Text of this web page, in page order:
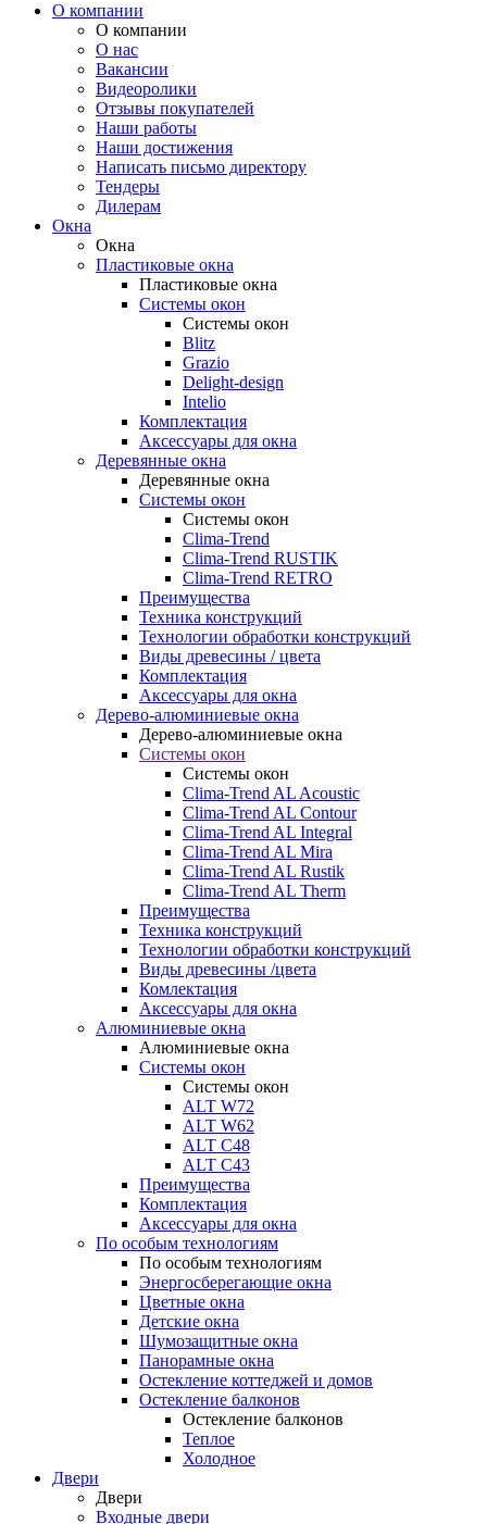
О компании
О компании
О нас
Вакансии
Видеоролики
Отзывы покупателей
Наши работы
Наши достижения
Написать письмо директору
Тендеры
Дилерам
Окна
Окна
Пластиковые окна
Пластиковые окна
Системы окон
Системы окон
Blitz
Grazio
Delight-design
Intelio
Комплектация
Аксессуары для окна
Деревянные окна
Деревянные окна
Системы окон
Системы окон
Clima-Trend
Clima-Trend RUSTIK
Clima-Trend RETRO
Преимущества
Техника конструкций
Технологии обработки конструкций
Виды древесины / цвета
Комплектация
Аксессуары для окна
Дерево-алюминиевые окна
Дерево-алюминиевые окна
Системы окон
Системы окон
Clima-Trend AL Acoustic
Clima-Trend AL Contour
Clima-Trend AL Integral
Clima-Trend AL Mira
Clima-Trend AL Rustik
Clima-Trend AL Therm
Преимущества
Техника конструкций
Технологии обработки конструкций
Виды древесины /цвета
Комлектация
Аксессуары для окна
Алюминиевые окна
Алюминиевые окна
Системы окон
Системы окон
ALT W72
ALT W62
ALT С48
ALT С43
Преимущества
Комплектация
Аксессуары для окна
По особым технологиям
По особым технологиям
Энергосберегающие окна
Цветные окна
Детские окна
Шумозащитные окна
Панорамные окна
Остекление коттеджей и домов
Остекление балконов
Остекление балконов
Теплое
Холодное
Двери
Двери
Входные двери